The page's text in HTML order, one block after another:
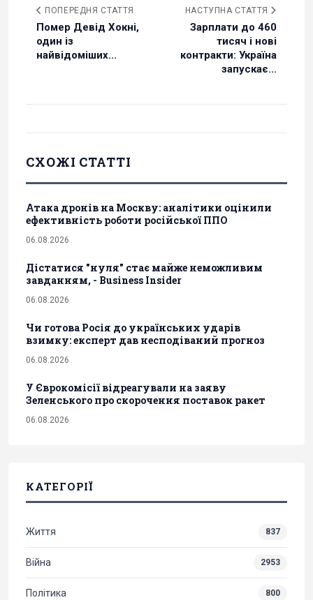
ПОПЕРЕДНЯ СТАТТЯ
Помер Девід Хокні,
один із
найвідоміших...
НАСТУПНА СТАТТЯ
Зарплати до 460
тисяч і нові
контракти: Україна
запускає...
СХОЖІ СТАТТІ
Атака дронів на Москву: аналітики оцінили
ефективність роботи російської ППО
06.08.2026
Дістатися "нуля" стає майже неможливим
завданням, - Business Insider
06.08.2026
Чи готова Росія до українських ударів
взимку: експерт дав несподіваний прогноз
06.08.2026
У Єврокомісії відреагували на заяву
Зеленського про скорочення поставок ракет
06.08.2026
КАТЕГОРІЇ
Життя 837
Війна 2953
Політика 800